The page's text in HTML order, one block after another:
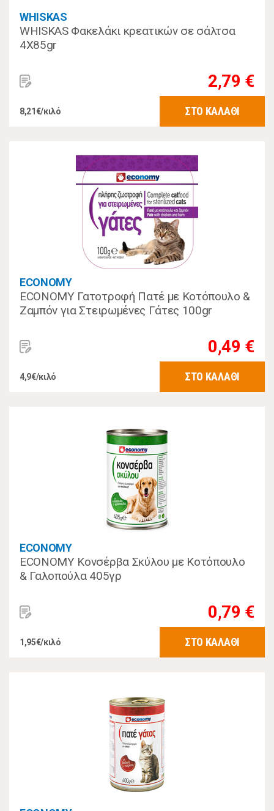
WHISKAS
WHISKAS Φακελάκι κρεατικών σε σάλτσα
4Χ85gr
2,79 €
8,21€/κιλό ΣΤΟ ΚΑΛΑΘΙ
ECONOMY
ECONOMY Γατοτροφή Πατέ με Κοτόπουλο &
Ζαμπόν για Στειρωμένες Γάτες 100gr
0,49 €
4,9€/κιλό ΣΤΟ ΚΑΛΑΘΙ
ECONOMY
ECONOMY Κονσέρβα Σκύλου με Κοτόπουλο
& Γαλοπούλα 405γρ
0,79 €
1,95€/κιλό ΣΤΟ ΚΑΛΑΘΙ